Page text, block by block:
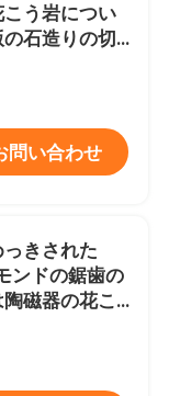
う岩につい
石造りの切
問い合わせ
きされた
ンドの鋸歯の
磁器の花こ
つける